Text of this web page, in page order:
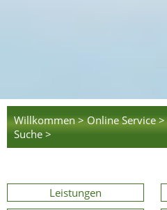
Willkommen > Online Service >
Suche >
Leistungen